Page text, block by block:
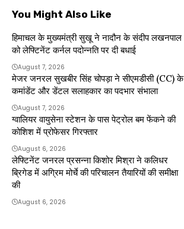
You Might Also Like
हिमाचल के मुख्यमंत्री सुखू ने नादौन के संदीप लखनपाल
को लेफ्टिनेंट कर्नल पदोन्नति पर दी बधाई
August 7, 2026
मेजर जनरल सुखबीर सिंह चोपड़ा ने सीएमडीसी (CC) के
कमांडेंट और डेंटल सलाहकार का पदभार संभाला
August 7, 2026
ग्वालियर वायुसेना स्टेशन के पास पेट्रोल बम फेंकने की
कोशिश में प्रोफेसर गिरफ्तार
August 6, 2026
लेफ्टिनेंट जनरल प्रसन्ना किशोर मिश्रा ने कलिधर
ब्रिगेड में अग्रिम मोर्चे की परिचालन तैयारियों की समीक्षा
की
August 6, 2026